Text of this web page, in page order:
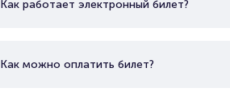
Как работает электронный билет?
Как можно оплатить билет?